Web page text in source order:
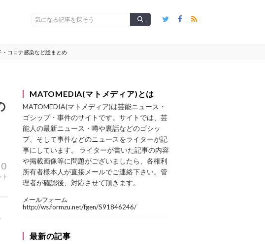
コロナ感染など総まとめ
0
MATOMEDIA(マトメディア)とは
MATOMEDIA(マトメディア)は芸能ニュース・
ゴシップ・事件のサイトです。サイトでは、芸
能人の最新ニュース・噂や裏話などのゴシッ
プ、そして事件などのニュースをライターが記
事にしています。 ライターが書いた記事の内容
や掲載画像等に問題がございましたら、各権利
所有者様本人が直接メールでご連絡下さい。管
理者が確認後、対応させて頂きます。
メールフォーム
http://ws.formzu.net/fgen/S91846246/
最新の記事